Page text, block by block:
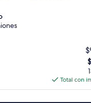
El
Total con